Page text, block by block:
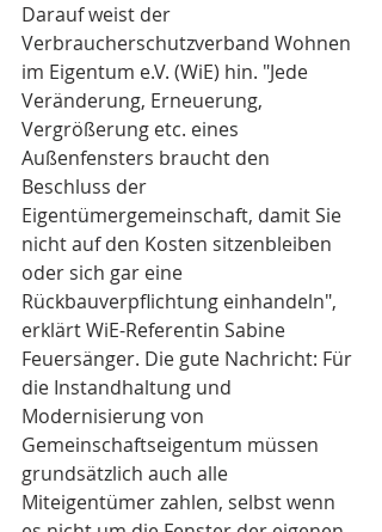
Darauf weist der
Verbraucherschutzverband Wohnen
im Eigentum e.V. (WiE) hin. "Jede
Veränderung, Erneuerung,
Vergrößerung etc. eines
Außenfensters braucht den
Beschluss der
Eigentümergemeinschaft, damit Sie
nicht auf den Kosten sitzenbleiben
oder sich gar eine
Rückbauverpflichtung einhandeln",
erklärt WiE-Referentin Sabine
Feuersänger. Die gute Nachricht: Für
die Instandhaltung und
Modernisierung von
Gemeinschaftseigentum müssen
grundsätzlich auch alle
Miteigentümer zahlen, selbst wenn